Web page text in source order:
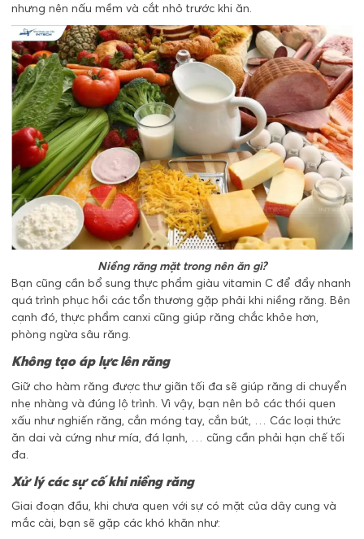
nhưng nên nấu mềm và cắt nhỏ trước khi ăn.
Niềng răng mặt trong nên ăn gì?
Bạn cũng cần bổ sung thực phẩm giàu vitamin C để đẩy nhanh
quá trình phục hồi các tổn thương gặp phải khi niềng răng. Bên
cạnh đó, thực phẩm canxi cũng giúp răng chắc khỏe hơn,
phòng ngừa sâu răng.
Không tạo áp lực lên răng
Giữ cho hàm răng được thư giãn tối đa sẽ giúp răng di chuyển
nhẹ nhàng và đúng lộ trình. Vì vậy, bạn nên bỏ các thói quen
xấu như nghiến răng, cắn móng tay, cắn bút, … Các loại thức
ăn dai và cứng như mía, đá lạnh, … cũng cần phải hạn chế tối
đa.
Xử lý các sự cố khi niềng răng
Giai đoạn đầu, khi chưa quen với sự có mặt của dây cung và
mắc cài, bạn sẽ gặp các khó khăn như: